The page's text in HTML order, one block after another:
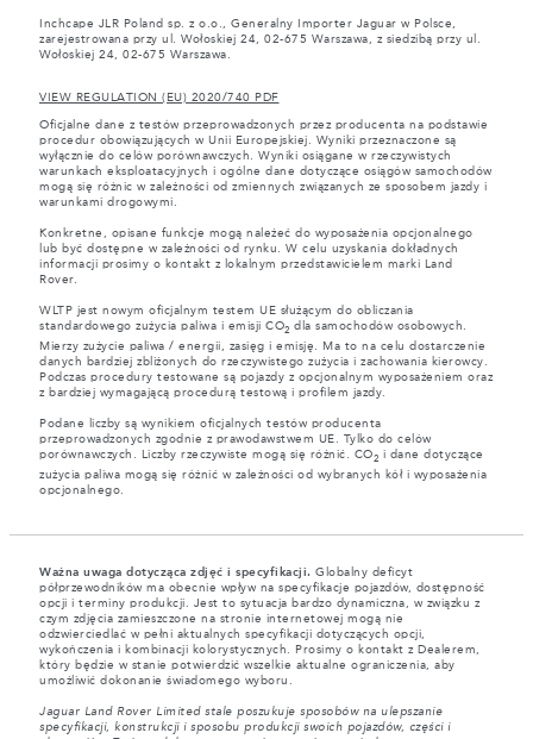
Inchcape JLR Poland sp. z o.o., Generalny Importer Jaguar w Polsce,
zarejestrowana przy ul. Wołoskiej 24, 02-675 Warszawa, z siedzibą przy ul.
Wołoskiej 24, 02-675 Warszawa.
VIEW REGULATION (EU) 2020/740 PDF
Oficjalne dane z testów przeprowadzonych przez producenta na podstawie
procedur obowiązujących w Unii Europejskiej. Wyniki przeznaczone są
wyłącznie do celów porównawczych. Wyniki osiągane w rzeczywistych
warunkach eksploatacyjnych i ogólne dane dotyczące osiągów samochodów
mogą się różnic w zależności od zmiennych związanych ze sposobem jazdy i
warunkami drogowymi.
Konkretne, opisane funkcje mogą należeć do wyposażenia opcjonalnego
lub być dostępne w zależności od rynku. W celu uzyskania dokładnych
informacji prosimy o kontakt z lokalnym przedstawicielem marki Land
Rover.
WLTP jest nowym oficjalnym testem UE służącym do obliczania
standardowego zużycia paliwa i emisji CO2 dla samochodów osobowych.
Mierzy zużycie paliwa / energii, zasięg i emisję. Ma to na celu dostarczenie
danych bardziej zbliżonych do rzeczywistego zużycia i zachowania kierowcy.
Podczas procedury testowane są pojazdy z opcjonalnym wyposażeniem oraz
z bardziej wymagającą procedurą testową i profilem jazdy.
Podane liczby są wynikiem oficjalnych testów producenta
przeprowadzonych zgodnie z prawodawstwem UE. Tylko do celów
porównawczych. Liczby rzeczywiste mogą się różnić. CO2 i dane dotyczące
zużycia paliwa mogą się różnić w zależności od wybranych kół i wyposażenia
opcjonalnego.
Ważna uwaga dotycząca zdjęć i specyfikacji. Globalny deficyt
półprzewodników ma obecnie wpływ na specyfikacje pojazdów, dostępność
opcji i terminy produkcji. Jest to sytuacja bardzo dynamiczna, w związku z
czym zdjęcia zamieszczone na stronie internetowej mogą nie
odzwierciedlać w pełni aktualnych specyfikacji dotyczących opcji,
wykończenia i kombinacji kolorystycznych. Prosimy o kontakt z Dealerem,
który będzie w stanie potwierdzić wszelkie aktualne ograniczenia, aby
umożliwić dokonanie świadomego wyboru.
Jaguar Land Rover Limited stale poszukuje sposobów na ulepszanie
specyfikacji, konstrukcji i sposobu produkcji swoich pojazdów, części i